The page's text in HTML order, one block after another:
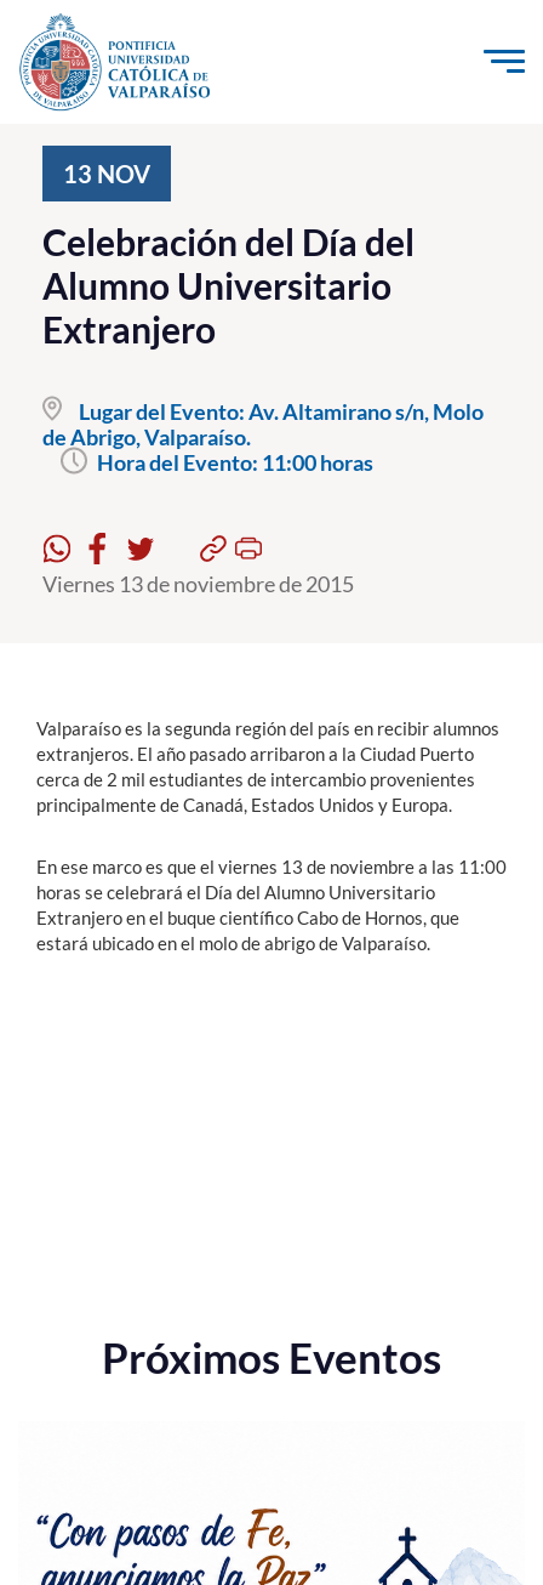
Click acá para ir directamente al contenido
Investigación, Creación e Innovación
PUCV Internacional
Vinculación con el Medio
Pregrado
Postgrado
Formación Continua
Alumni
13 NOV
Celebración del Día del
Alumno Universitario
Extranjero
Lugar del Evento:Av. Altamirano s/n, Molo
de Abrigo, Valparaíso.
Hora del Evento: 11:00 horas
Viernes 13 de noviembre de 2015
Valparaíso es la segunda región del país en recibir alumnos
extranjeros. El año pasado arribaron a la Ciudad Puerto
cerca de 2 mil estudiantes de intercambio provenientes
principalmente de Canadá, Estados Unidos y Europa.
En ese marco es que el viernes 13 de noviembre a las 11:00
horas se celebrará el Día del Alumno Universitario
Extranjero en el buque científico Cabo de Hornos, que
estará ubicado en el molo de abrigo de Valparaíso.
Próximos Eventos